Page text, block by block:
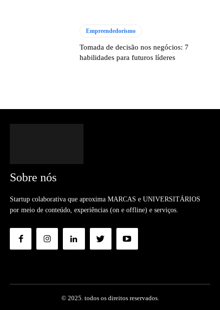
Empreendedorismo
Tomada de decisão nos negócios: 7
habilidades para futuros líderes
Sobre nós
Startup colaborativa que aproxima MARCAS e UNIVERSITÁRIOS
por meio de conteúdo, experiências (on e offline) e serviços.
© 2025. todos os direitos reservados.